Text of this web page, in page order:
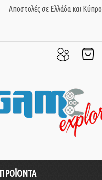
Αποστολές σε Ελλάδα και Κύπρο
μου
ΠΡΟΪΟΝΤΑ